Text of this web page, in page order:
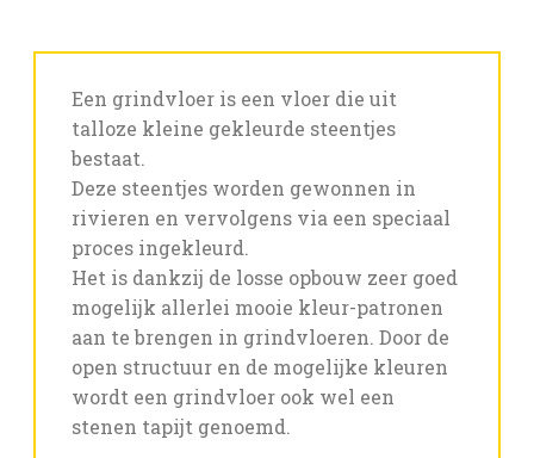
Een grindvloer is een vloer die uit
talloze kleine gekleurde steentjes
bestaat.
Deze steentjes worden gewonnen in
rivieren en vervolgens via een speciaal
proces ingekleurd.
Het is dankzij de losse opbouw zeer goed
mogelijk allerlei mooie kleur-patronen
aan te brengen in grindvloeren. Door de
open structuur en de mogelijke kleuren
wordt een grindvloer ook wel een
stenen tapijt genoemd.